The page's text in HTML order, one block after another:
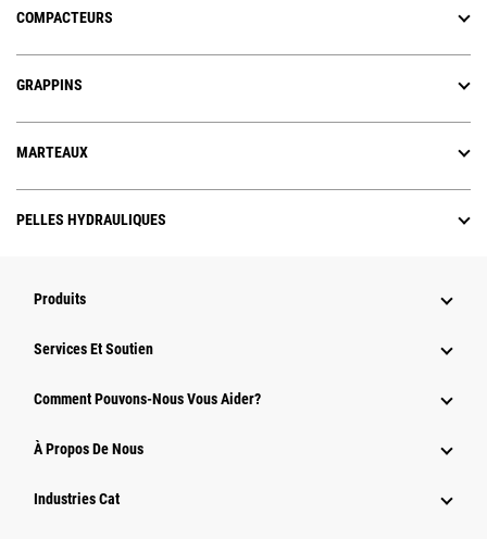
COMPACTEURS
GRAPPINS
MARTEAUX
PELLES HYDRAULIQUES
Produits
Services Et Soutien
Comment Pouvons-Nous Vous Aider?
À Propos De Nous
Industries Cat